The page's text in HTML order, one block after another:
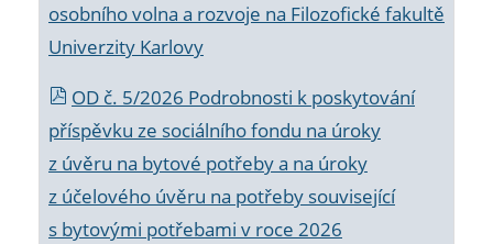
osobního volna a rozvoje na Filozofické fakultě
Univerzity Karlovy
OD č. 5/2026 Podrobnosti k poskytování
příspěvku ze sociálního fondu na úroky
z úvěru na bytové potřeby a na úroky
z účelového úvěru na potřeby související
s bytovými potřebami v roce 2026